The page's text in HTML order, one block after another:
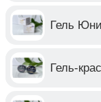
Гель
Гель-